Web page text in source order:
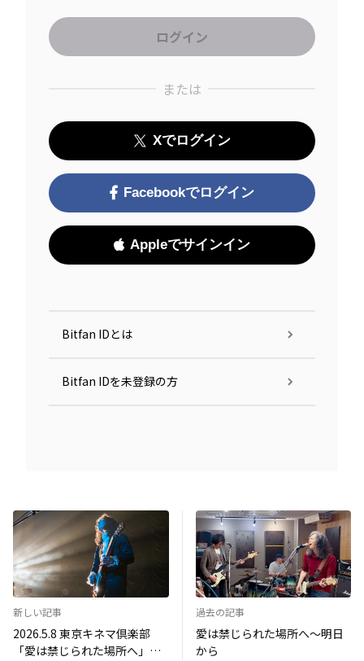
または
Xでログイン
Facebookでログイン
Appleでサインイン
Bitfan IDとは
Bitfan IDを未登録の方
新しい記事
2026.5.8 東京キネマ倶楽部
「愛は禁じられた場所へ」
過去の記事
愛は禁じられた場所へ〜明日
から